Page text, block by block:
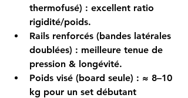
thermofusé) : excellent ratio
rigidité/poids.
Rails renforcés (bandes latérales
doublées) : meilleure tenue de
pression & longévité.
Poids visé (board seule) : ≈ 8–10
kg pour un set débutant